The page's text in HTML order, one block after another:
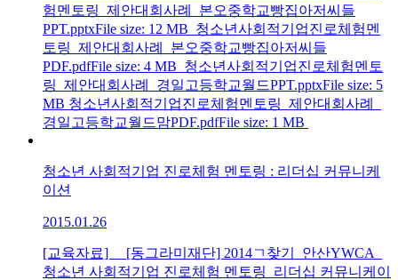
험멘토링_제안대회사례_본오중학교빵집아저씨들
PPT.pptxFile size: 12 MB 청소년사회적기업진로체험멘
토링_제안대회사례_본오중학교빵집아저씨들
PDF.pdfFile size: 4 MB 청소년사회적기업진로체험멘토
링_제안대회사례_경일고등학교월드PPT.pptxFile size: 5
MB 청소년사회적기업진로체험멘토링_제안대회사례_
경일고등학교월드맘PDF.pdfFile size: 1 MB
청소년 사회적기업 진로체험 멘토링 : 리더십 커뮤니케
이션
2015.01.26
[교육자료] [동그라미재단] 2014ㄱ찾기_안산YWCA_
청소년 사회적기업 진로체험 멘토링_리더십 커뮤니케이